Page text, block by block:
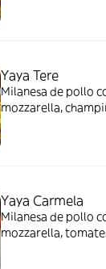
Yaya Tere
Milanesa de pollo
mozzarella,
Yaya Carmela
Milanesa de pollo
mozzarella,